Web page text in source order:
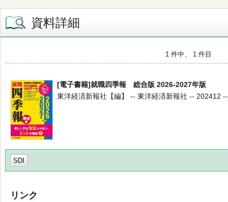
資料詳細
1 件中、 1 件目
[電子書籍]就職四季報 総合版 2026-2027年版
東洋経済新報社【編】 -- 東洋経済新報社 -- 202412
SDI
リンク